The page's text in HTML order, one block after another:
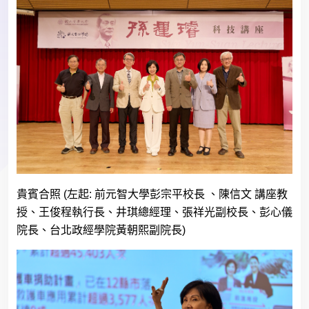
貴賓合照 (左起: 前元智大學彭宗平校長 、陳信文 講座教
授、王俊程執行長、井琪總經理、張祥光副校長、彭心儀
院長、台北政經學院黃朝熙副院長)